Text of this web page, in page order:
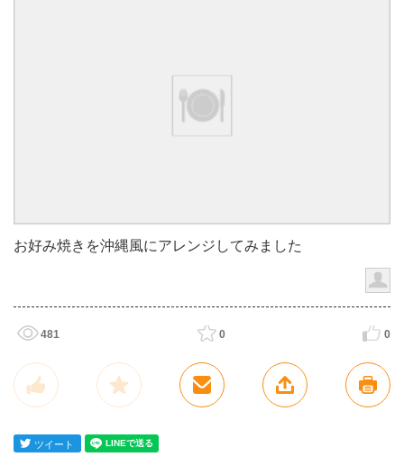
お好み焼きを沖縄風にアレンジしてみました
481 0 0